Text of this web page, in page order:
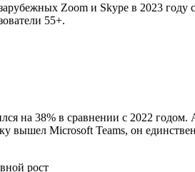
Zoom и Skype в 2023 году
55+.
на 38% в сравнении с 2022
вышел Microsoft Teams, он